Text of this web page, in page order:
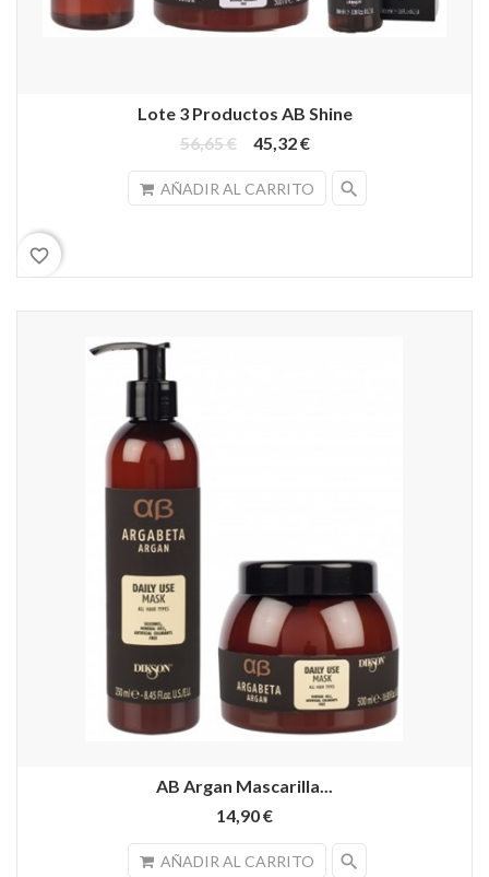
Lote 3 Productos AB Shine
56,65 €
45,32 €
AÑADIR AL CARRITO search
favorite_border
AB Argan Mascarilla...
14,90 €
AÑADIR AL CARRITO search